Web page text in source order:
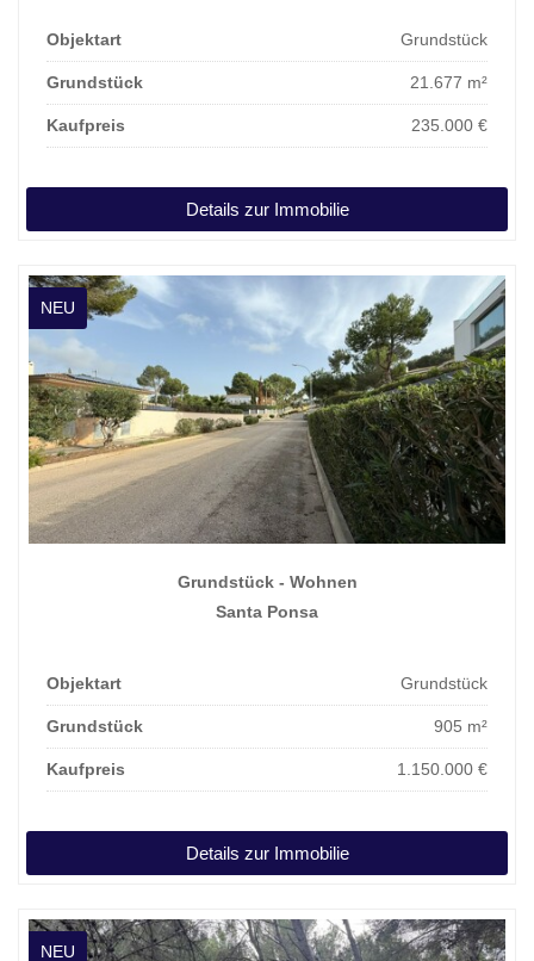
Objektart Grundstück
Grundstück 21.677 m²
Kaufpreis 235.000 €
Details zur Immobilie
NEU
Grundstück - Wohnen
Santa Ponsa
Objektart Grundstück
Grundstück 905 m²
Kaufpreis 1.150.000 €
Details zur Immobilie
NEU